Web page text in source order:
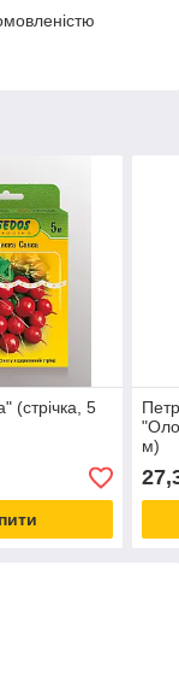
(стрічка, 5
м)